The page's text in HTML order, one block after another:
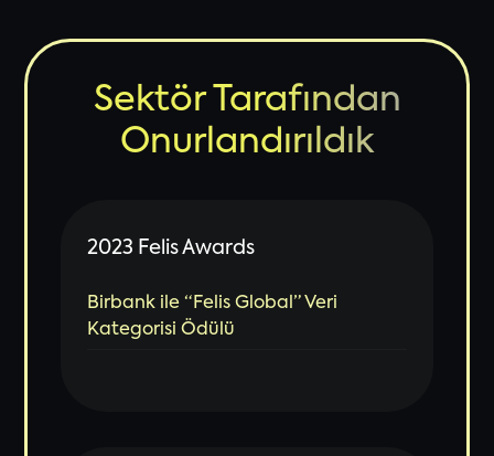
Sektör Tarafından
Onurlandırıldık
2023 Felis Awards
Birbank ile “Felis Global” Veri
Kategorisi Ödülü